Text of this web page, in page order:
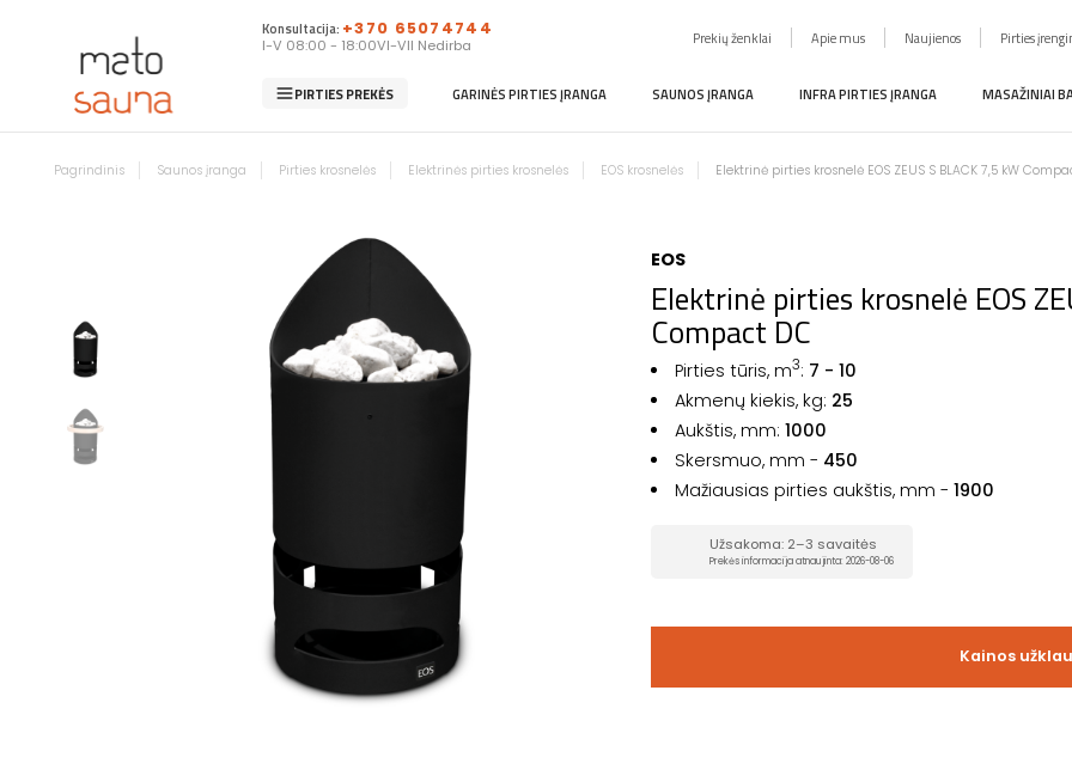
Konsultacija: +370 65074744
I-V 08:00 - 18:00VI-VII Nedirba Prekių ženklai Apie mus Naujienos Pirties
PIRTIES PREKĖS GARINĖS PIRTIES ĮRANGA SAUNOS ĮRANGA INFRA PIRTIES ĮRANGA MASAŽINIAI
Pagrindinis Saunos įranga Pirties krosnelės Elektrinės pirties krosnelės EOS krosnelės Elektrinė pirties krosnelė EOS ZEUS S BLACK 7,5 kW
EOS
Elektrinė pirties krosnelė EOS
Compact DC
Pirties tūris, m3: 7 - 10
Akmenų kiekis, kg: 25
Aukštis, mm: 1000
Skersmuo, mm - 450
Mažiausias pirties aukštis, mm - 1900
Užsakoma: 2–3 savaitės
Prekės informacija atnaujinta: 2026-08-06
Kainos